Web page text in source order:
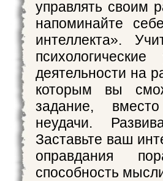
управлять своим
напоминайте
интеллекта».
деятельности на
которым вы
задание,
неудачи.
Заставьте ваш
оправдания
способность